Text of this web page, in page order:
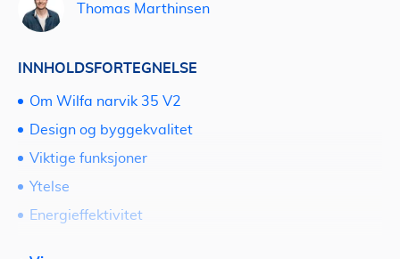
Thomas Marthinsen
INNHOLDSFORTEGNELSE
Om Wilfa narvik 35 V2
Design og byggekvalitet
Viktige funksjoner
Ytelse
Energieffektivitet